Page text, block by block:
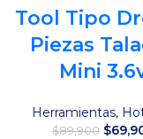
Tool Tipo
Piezas
Mini
Herramientas,
$89,900 El
$